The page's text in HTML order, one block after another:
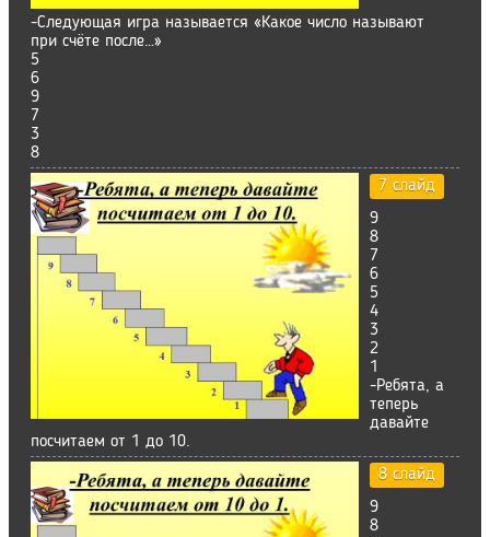
-Следующая игра называется «Какое число называют
при счёте после…»
5
6
9
7
3
8
7 слайд
9
8
7
6
5
4
3
2
1
-Ребята, а
теперь
давайте
посчитаем от 1 до 10.
8 слайд
9
8